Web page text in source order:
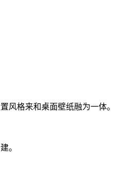
风格来和桌面壁纸融为一体。
。